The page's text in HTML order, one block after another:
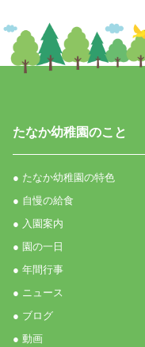
たなか幼稚園のこと
● たなか幼稚園の特色
● 自慢の給食
● 入園案内
● 園の一日
● 年間行事
● ニュース
● ブログ
● 動画